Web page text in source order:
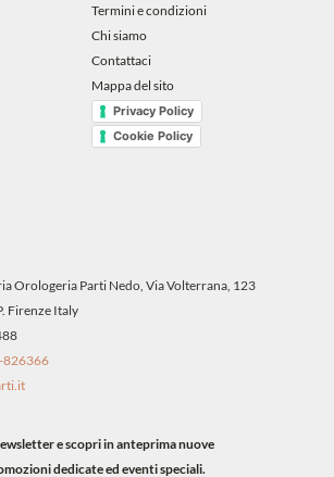
Termini e condizioni
Chi siamo
Contattaci
Mappa del sito
Privacy Policy
Cookie Policy
Orologeria Parti Nedo, Via Volterrana, 123
Firenze Italy
826366
e scopri in anteprima nuove
dedicate ed eventi speciali.